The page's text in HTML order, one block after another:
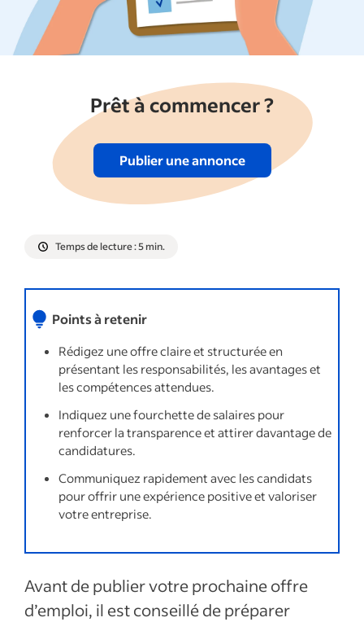
5. Faites la distinction entre les
qualifications requises et souhaitées
6. Réfléchissez à votre argumentaire pour
convaincre les recrues potentielles
7. Renseignez-vous sur le marché actuel
pour le poste
8. Prenez le temps de communiquer avec
les candidat(e)s
Prêt à commencer ?
Publier une annonce
Temps de lecture : 5 min.
Points à retenir
Rédigez une offre claire et structurée en
présentant les responsabilités, les avantages et
les compétences attendues.
Indiquez une fourchette de salaires pour
renforcer la transparence et attirer davantage de
candidatures.
Communiquez rapidement avec les candidats
pour offrir une expérience positive et valoriser
votre entreprise.
Avant de publier votre prochaine offre
d’emploi, il est conseillé de préparer